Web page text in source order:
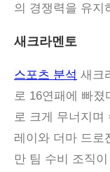
의 경쟁력을 유지
새크라멘토
스포츠 분석 새크
로 16연패에 빠
로 크게 무너지며
레이와 더마 드로
만 팀 수비 조직